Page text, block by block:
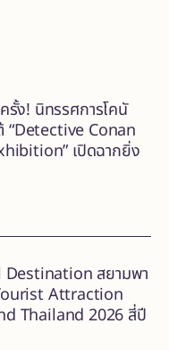
ง! นิทรรศการโคนั
“Detective Conan
เปิดฉากยิ่ง
Destination สยามพา
Attraction
Thailand 2026 สี่ปี